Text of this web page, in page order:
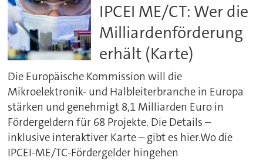
IPCEI ME/CT: Wer die
Milliardenförderung
erhält (Karte)
Die Europäische Kommission will die
Mikroelektronik- und Halbleiterbranche in Europa
stärken und genehmigt 8,1 Milliarden Euro in
Fördergeldern für 68 Projekte. Die Details –
inklusive interaktiver Karte – gibt es hier.Wo die
IPCEI-ME/TC-Fördergelder hingehen